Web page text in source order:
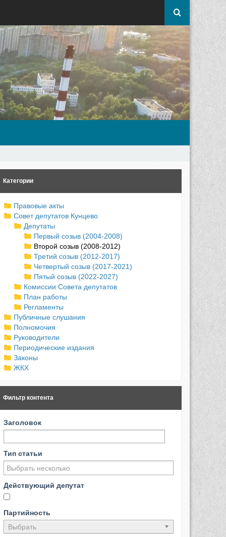
Категории
Правовые акты
Совет депутатов Кунцево
Депутаты
Первый созыв (2004-2008)
Второй созыв (2008-2012)
Третий созыв (2012-2017)
Четвертый созыв (2017-2021)
Пятый созыв (2022-2027)
Комиссии Совета депутатов
План работы
Регламенты
Публичные слушания
Полномочия
Руководители
Периодические издания
Законы
ЖКХ
Фильтр контента
Заголовок
Тип статьи
Действующий депутат
Партийность
Выбрать